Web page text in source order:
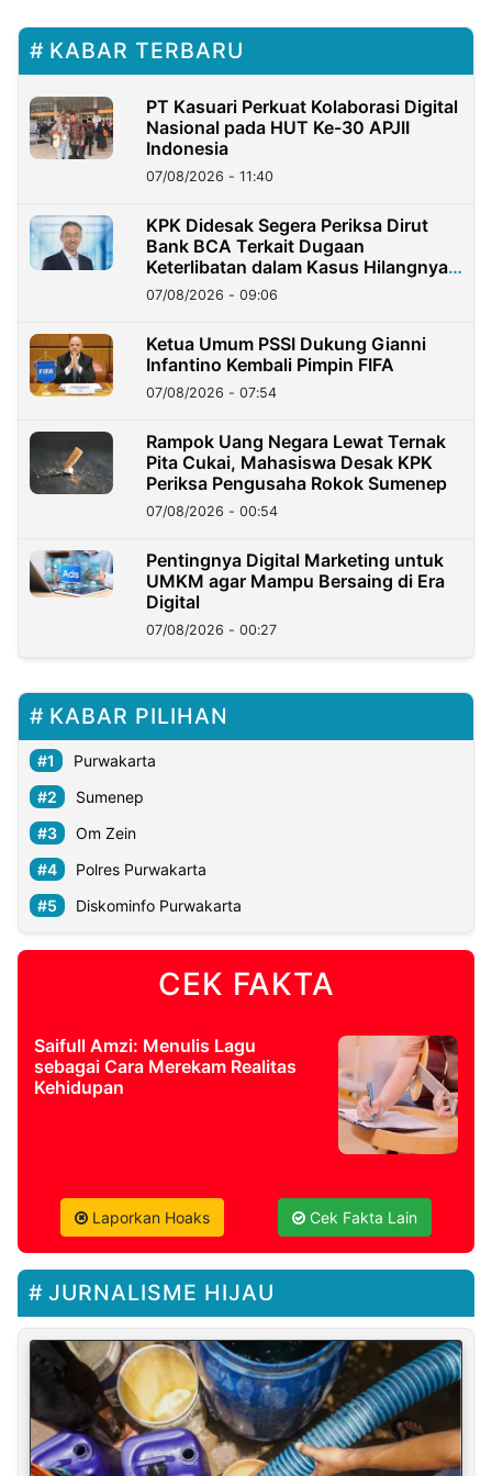
KABAR TERBARU
PT Kasuari Perkuat Kolaborasi Digital
Nasional pada HUT Ke-30 APJII
Indonesia
07/08/2026 - 11:40
KPK Didesak Segera Periksa Dirut
Bank BCA Terkait Dugaan
Keterlibatan dalam Kasus Hilangnya
Dana Nasabah Rp2,58 Miliar
07/08/2026 - 09:06
Ketua Umum PSSI Dukung Gianni
Infantino Kembali Pimpin FIFA
07/08/2026 - 07:54
Rampok Uang Negara Lewat Ternak
Pita Cukai, Mahasiswa Desak KPK
Periksa Pengusaha Rokok Sumenep
07/08/2026 - 00:54
Pentingnya Digital Marketing untuk
UMKM agar Mampu Bersaing di Era
Digital
07/08/2026 - 00:27
KABAR PILIHAN
Purwakarta
Sumenep
Om Zein
Polres Purwakarta
Diskominfo Purwakarta
CEK FAKTA
Saifull Amzi: Menulis Lagu
sebagai Cara Merekam Realitas
Kehidupan
Laporkan Hoaks Cek Fakta Lain
JURNALISME HIJAU